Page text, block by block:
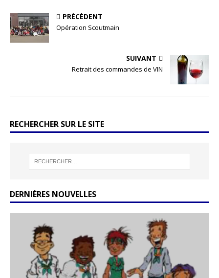
PRÉCÉDENT
Opération Scoutmain
SUIVANT
Retrait des commandes de VIN
RECHERCHER SUR LE SITE
DERNIÈRES NOUVELLES